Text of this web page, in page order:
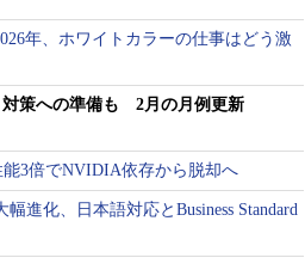
年、ホワイトカラーの仕事はどう激
対策への準備も 2月の月例更新
3倍でNVIDIA依存から脱却へ
進化、日本語対応とBusiness Standard